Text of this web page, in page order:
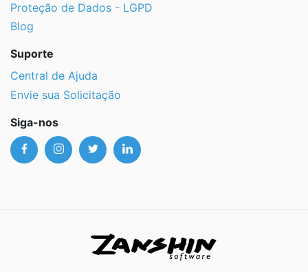
Proteção de Dados - LGPD
Blog
Suporte
Central de Ajuda
Envie sua Solicitação
Siga-nos